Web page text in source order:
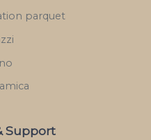
parquet
Support